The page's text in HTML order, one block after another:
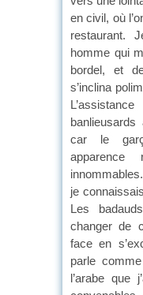
en civil, où
restaurant.
homme qui
bordel, et
s’inclina
banlieusards
car le
apparence
je
Les
changer de
face en
parle
l’arabe que